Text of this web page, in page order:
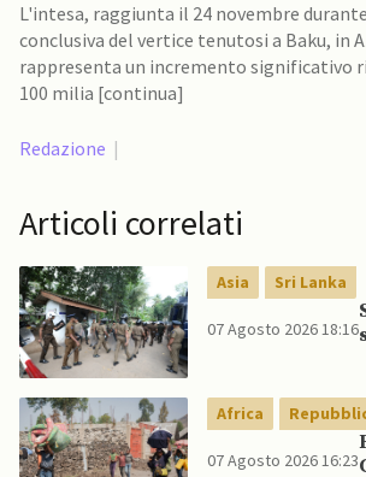
L'intesa, raggiunta il 24 novembre
conclusiva del vertice tenutosi a Baku, in
rappresenta un incremento significativo
100 milia [continua]
Redazione |
Articoli correlati
Asia Sri Lanka
07 Agosto 2026 18:16
Africa
Congo
07 Agosto 2026 16:23